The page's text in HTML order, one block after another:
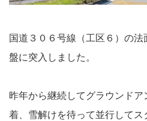
国道３０６号線（工区６）の
盤に突入しました。
昨年から継続してグラウンド
着、雪解けを待って並行して